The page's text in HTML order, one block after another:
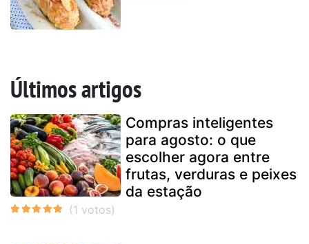
Últimos artigos
Compras inteligentes
para agosto: o que
escolher agora entre
frutas, verduras e peixes
da estação